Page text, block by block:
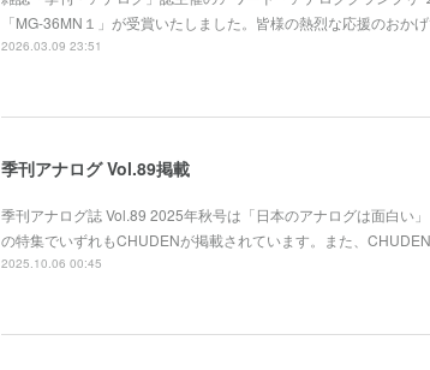
「MG-36MN１」が受賞いたしました。皆様の熱烈な応援のおか
2026.03.09 23:51
季刊アナログ Vol.89掲載
季刊アナログ誌 Vol.89 2025年秋号は「日本のアナログは面白い
の特集でいずれもCHUDENが掲載されています。また、
2025.10.06 00:45